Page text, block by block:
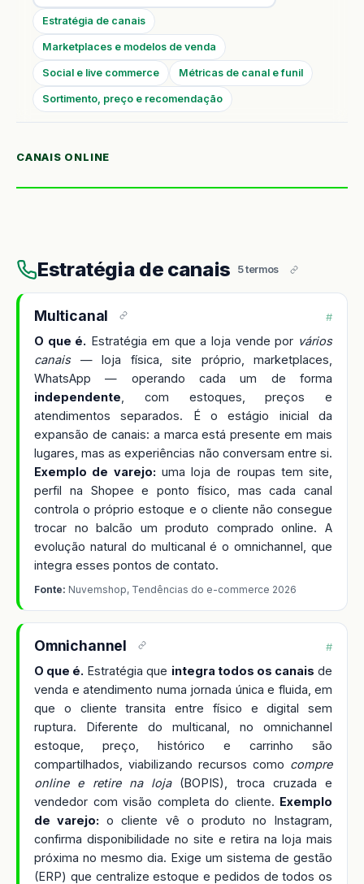
Estratégia de canais
Marketplaces e modelos de venda
Social e live commerce Métricas de canal e funil
Sortimento, preço e recomendação
CANAIS ONLINE
Estratégia de canais 5 termos
Multicanal #
O que é. Estratégia em que a loja vende por vários
canais— loja física, site próprio, marketplaces,
WhatsApp — operando cada um de forma
independente , com estoques, preços e
atendimentos separados. É o estágio inicial da
expansão de canais: a marca está presente em mais
lugares, mas as experiências não conversam entre si.
Exemplo de varejo: uma loja de roupas tem site,
perfil na Shopee e ponto físico, mas cada canal
controla o próprio estoque e o cliente não consegue
trocar no balcão um produto comprado online. A
evolução natural do multicanal é o omnichannel, que
integra esses pontos de contato.
Fonte: Nuvemshop, Tendências do e-commerce 2026
Omnichannel #
O que é. Estratégia que integra todos os canais de
venda e atendimento numa jornada única e fluida, em
que o cliente transita entre físico e digital sem
ruptura. Diferente do multicanal, no omnichannel
estoque, preço, histórico e carrinho são
compartilhados, viabilizando recursos como compre
online e retire na loja(BOPIS), troca cruzada e
vendedor com visão completa do cliente. Exemplo
de varejo: o cliente vê o produto no Instagram,
confirma disponibilidade no site e retira na loja mais
próxima no mesmo dia. Exige um sistema de gestão
(ERP) que centralize estoque e pedidos de todos os